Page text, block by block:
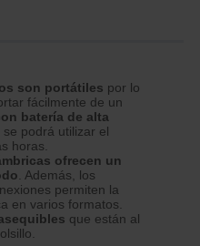
son portátiles por lo
fácilmente de un
batería de alta
se podrá utilizar el
horas.
ofrecen un
. Además, los
permiten la
en varios formatos.
que están al